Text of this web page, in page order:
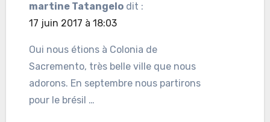
martine Tatangelo dit :
17 juin 2017 à 18:03
Oui nous étions à Colonia de
Sacremento, très belle ville que nous
adorons. En septembre nous partirons
pour le brésil …